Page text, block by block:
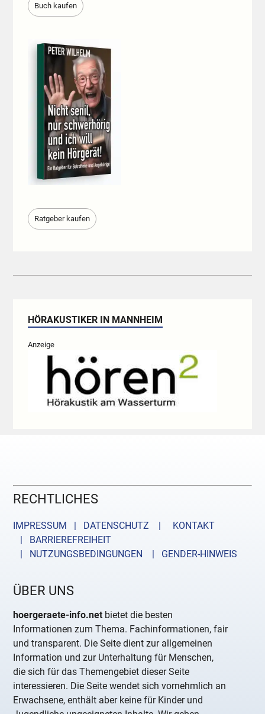
Buch kaufen
Ratgeber kaufen
HÖRAKUSTIKER IN MANNHEIM
Anzeige
RECHTLICHES
IMPRESSUM | DATENSCHUTZ |
KONTAKT
| BARRIEREFREIHEIT
| NUTZUNGSBEDINGUNGEN
| GENDER-HINWEIS
ÜBER UNS
hoergeraete-info.net bietet die besten
Informationen zum Thema. Fachinformationen, fair
und transparent. Die Seite dient zur allgemeinen
Information und zur Unterhaltung für Menschen,
die sich für das Themengebiet dieser Seite
interessieren. Die Seite wendet sich vornehmlich an
Erwachsene, enthält aber keine für Kinder und